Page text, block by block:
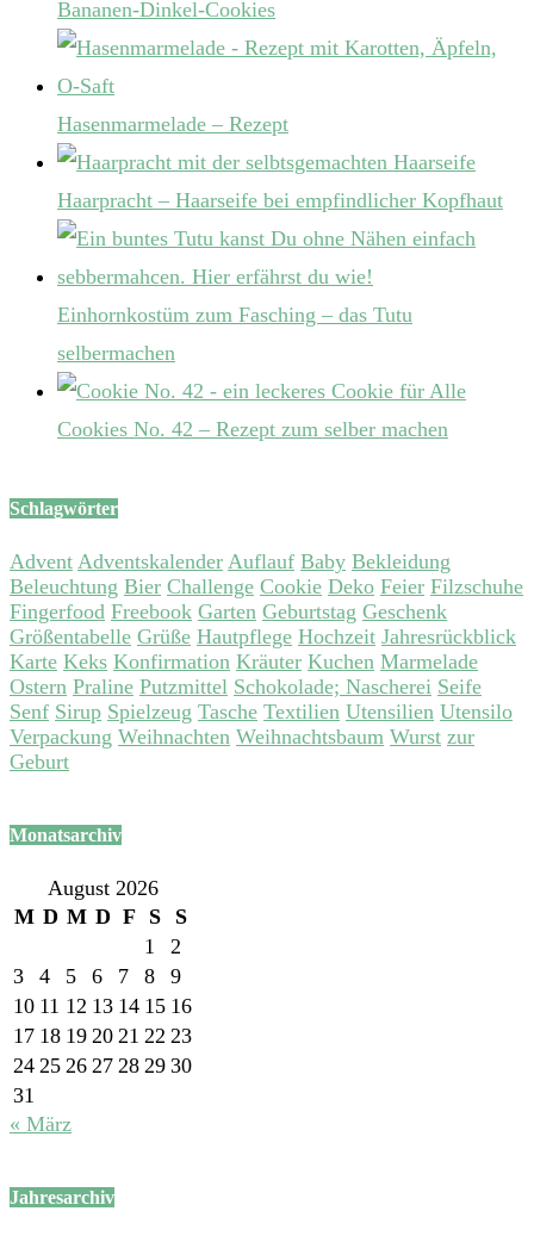
Bananen-Dinkel-Cookies
Hasenmarmelade – Rezept
Haarpracht – Haarseife bei empfindlicher Kopfhaut
Einhornkostüm zum Fasching – das Tutu
selbermachen
Cookies No. 42 – Rezept zum selber machen
Schlagwörter
Advent Adventskalender Auflauf Baby Bekleidung
Beleuchtung Bier Challenge Cookie Deko Feier Filzschuhe
Fingerfood Freebook Garten Geburtstag Geschenk
Größentabelle Grüße Hautpflege Hochzeit Jahresrückblick
Karte Keks Konfirmation Kräuter Kuchen Marmelade
Ostern Praline Putzmittel Schokolade; Nascherei Seife
Senf Sirup Spielzeug Tasche Textilien Utensilien Utensilo
Verpackung Weihnachten Weihnachtsbaum Wurst zur
Geburt
Monatsarchiv
August 2026
M D M D F S
S
1
2
3
4 5 6 7 8
9
10 11 12 13 14 15 16
17 18 19 20 21 22 23
24 25 26 27 28 29 30
31
« März
Jahresarchiv